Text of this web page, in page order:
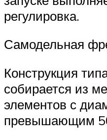
регулировка.
Самодельная
Конструкция
собирается из
элементов с
превышающим